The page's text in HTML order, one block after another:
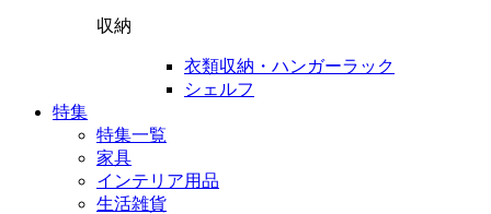
収納
衣類収納・ハンガーラック
シェルフ
特集
特集一覧
家具
インテリア用品
生活雑貨